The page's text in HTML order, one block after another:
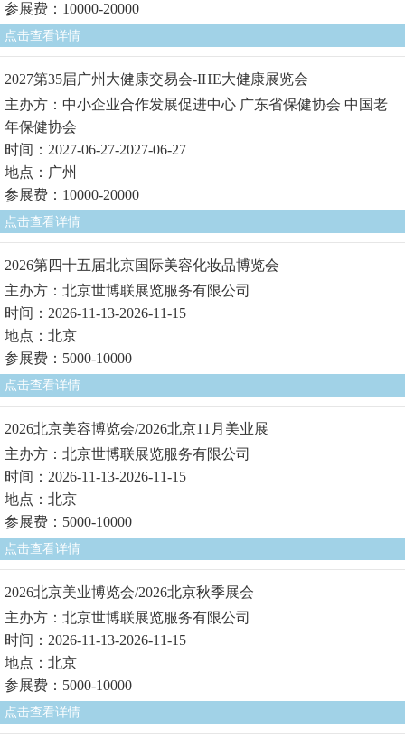
参展费：10000-20000
点击查看详情
2027第35届广州大健康交易会-IHE大健康展览会
主办方：中小企业合作发展促进中心 广东省保健协会 中国老
年保健协会
时间：2027-06-27-2027-06-27
地点：广州
参展费：10000-20000
点击查看详情
2026第四十五届北京国际美容化妆品博览会
主办方：北京世博联展览服务有限公司
时间：2026-11-13-2026-11-15
地点：北京
参展费：5000-10000
点击查看详情
2026北京美容博览会/2026北京11月美业展
主办方：北京世博联展览服务有限公司
时间：2026-11-13-2026-11-15
地点：北京
参展费：5000-10000
点击查看详情
2026北京美业博览会/2026北京秋季展会
主办方：北京世博联展览服务有限公司
时间：2026-11-13-2026-11-15
地点：北京
参展费：5000-10000
点击查看详情